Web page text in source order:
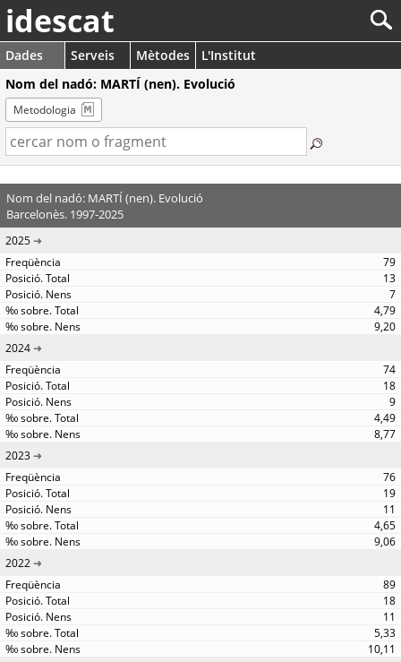
idescat
Dades Serveis Mètodes
L'Institut
Nom del nadó: MARTÍ (nen). Evolució
Metodologia
Nom del nadó: MARTÍ (nen). Evolució
Barcelonès. 1997-2025
2025
79
13
7
4,79
9,20
2024
74
18
9
4,49
8,77
2023
76
19
11
4,65
9,06
2022
89
18
11
5,33
10,11